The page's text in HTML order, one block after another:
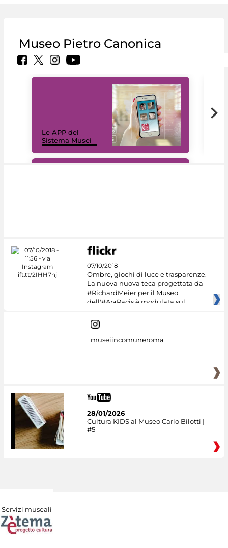
Museo Pietro Canonica
Le APP del
Sistema Musei
07/10/2018
Ombre, giochi di luce e trasparenze.
La nuova nuova teca progettata da
#RichardMeier per il Museo
dell'#AraPacis è modulata sul
museiincomuneroma
28/01/2026
Cultura KIDS al Museo Carlo Bilotti |
#5
Servizi museali